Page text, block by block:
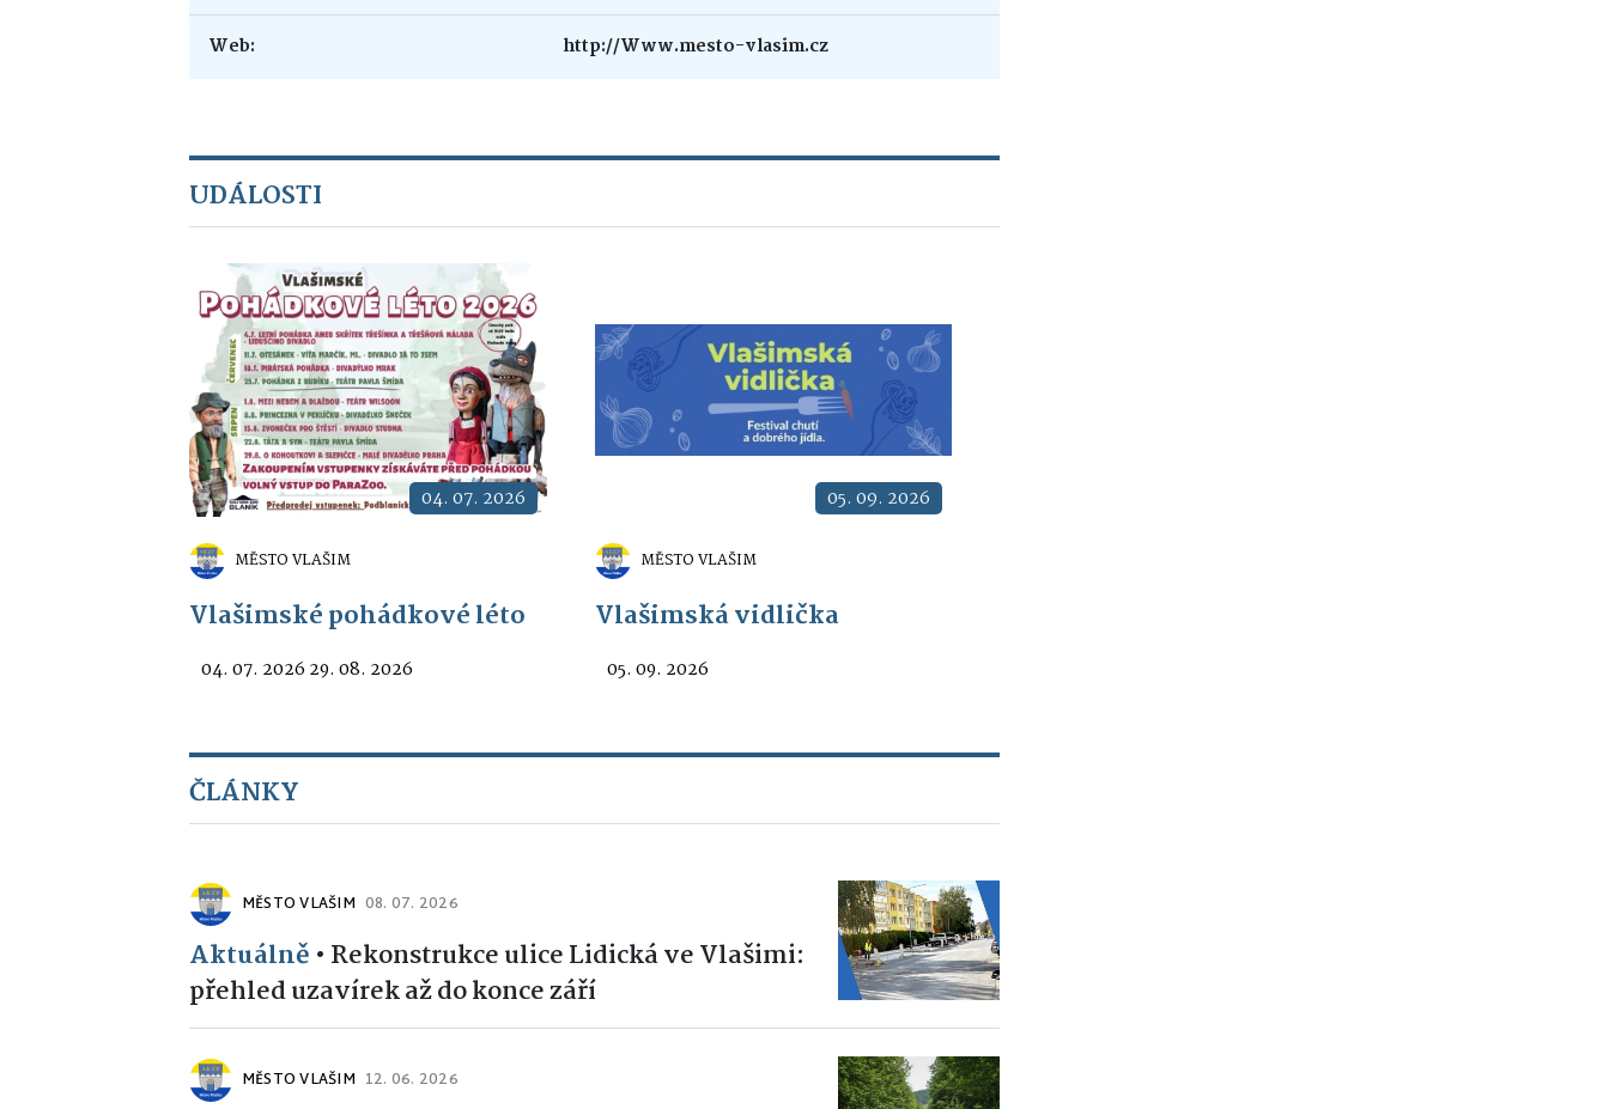
Web: http://Www.mesto-vlasim.cz
UDÁLOSTI
04. 07. 2026
MĚSTO VLAŠIM
Vlašimské pohádkové léto
04. 07. 2026 29. 08. 2026
05. 09. 2026
MĚSTO VLAŠIM
Vlašimská vidlička
05. 09. 2026
ČLÁNKY
MĚSTO VLAŠIM 08. 07. 2026
Aktuálně • Rekonstrukce ulice Lidická ve Vlašimi:
přehled uzavírek až do konce září
MĚSTO VLAŠIM 12. 06. 2026